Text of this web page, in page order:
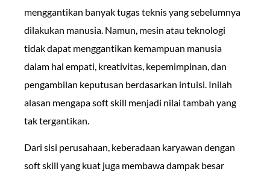
menggantikan banyak tugas teknis yang sebelumnya
dilakukan manusia. Namun, mesin atau teknologi
tidak dapat menggantikan kemampuan manusia
dalam hal empati, kreativitas, kepemimpinan, dan
pengambilan keputusan berdasarkan intuisi. Inilah
alasan mengapa soft skill menjadi nilai tambah yang
tak tergantikan.
Dari sisi perusahaan, keberadaan karyawan dengan
soft skill yang kuat juga membawa dampak besar